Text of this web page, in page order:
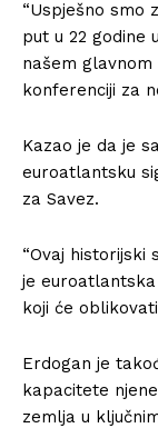
“Uspješno smo
put u 22 godine
našem glavnom
konferenciji za
Kazao je da je
euroatlantsku
za Savez.
“Ovaj historijski
je
koji će
Erdogan je
kapacitete
zemlja u